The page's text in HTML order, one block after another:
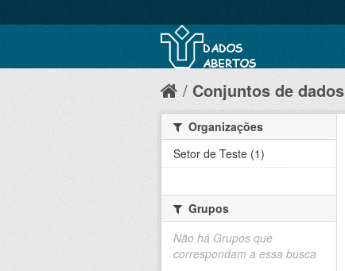
Conjuntos de dados
Organizações
Setor de Teste (1)
Grupos
Não há Grupos que
correspondam a essa busca